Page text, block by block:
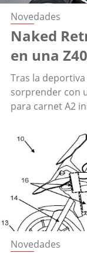
Novedades
Naked
en una
Tras la deportiva
sorprender con
para carnet A2
Novedades